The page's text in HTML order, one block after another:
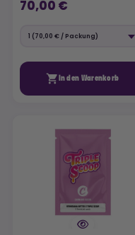
70,00 €
 In den Warenkorb